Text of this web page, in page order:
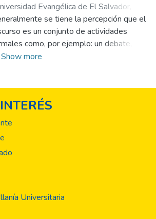
Evangélica de El Salvador,
07)Mejía de Hernández, Brendhaly
se tiene la percepción que el
es un conjunto de actividades
como, por ejemplo: un debate, un
de oratoria, una ponencia, entre
a través del lenguaje. Hablar de discurso
del ser humano y como es sabido
también existir una forma de
Show more
Universitaria